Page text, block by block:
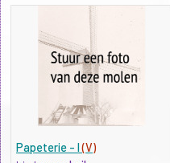
Papeterie - I(V)